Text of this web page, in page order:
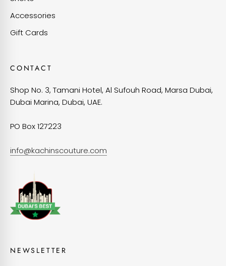
Accessories
Gift Cards
CONTACT
Shop No. 3, Tamani Hotel, Al Sufouh Road, Marsa Dubai,
Dubai Marina, Dubai, UAE.
PO Box 127223
info@kachinscouture.com
NEWSLETTER